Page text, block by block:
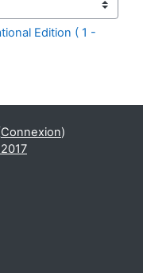
Edition ( 1 -
Connexion)